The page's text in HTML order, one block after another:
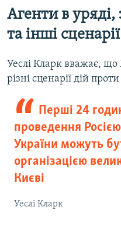
Агенти в
та інші сценарії
Уеслі Кларк вважає,
різні сценарії дій
Перші 24
проведення
України можуть
організацією
Києві
Уеслі Кларк